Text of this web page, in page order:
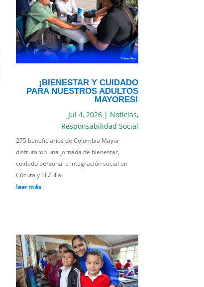
¡BIENESTAR Y CUIDADO
PARA NUESTROS ADULTOS
MAYORES!
Jul 4, 2026| Noticias,
Responsabilidad Social
275 beneficiarios de Colombia Mayor
disfrutaron una jornada de bienestar,
cuidado personal e integración social en
Cúcuta y El Zulia.
leer más